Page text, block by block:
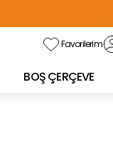
Favorilerim
BOŞ ÇERÇEVE